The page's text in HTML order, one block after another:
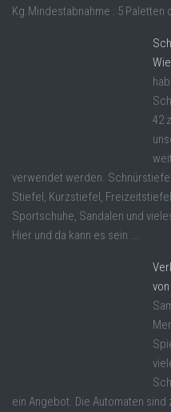
Kg.Mindestabnahme : 5 Paletten
42
verwendet werden.
Stiefel, Kurzstiefel,
Sportschuhe, Sandalen und
Hier und da kann es sein ...
ein Angebot. Die Automaten